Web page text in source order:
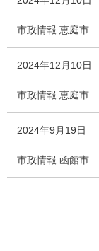
市政情報 恵庭市
2024年12月10日
市政情報 恵庭市
2024年9月19日
市政情報 函館市